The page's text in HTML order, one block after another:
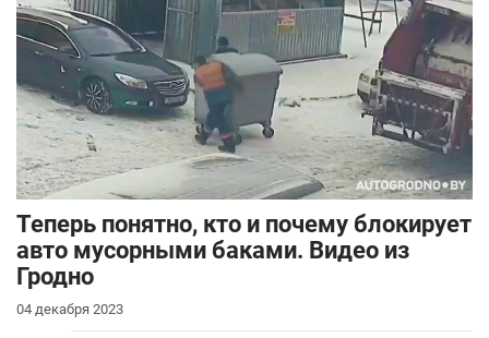
Теперь понятно, кто и почему блокирует
авто мусорными баками. Видео из
Гродно
04 декабря 2023